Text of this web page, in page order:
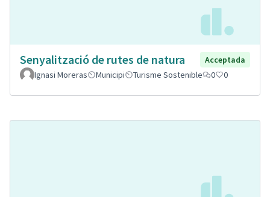
Senyalització de rutes de natura
Acceptada
Ignasi Moreras
Municipi Turisme Sostenible 0 0